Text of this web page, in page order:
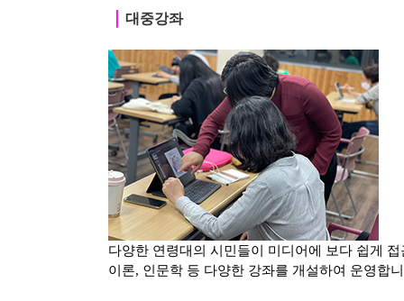
대중강좌
다양한 연령대의 시민들이 미디어에 보다 쉽게
이론, 인문학 등 다양한 강좌를 개설하여 운영합